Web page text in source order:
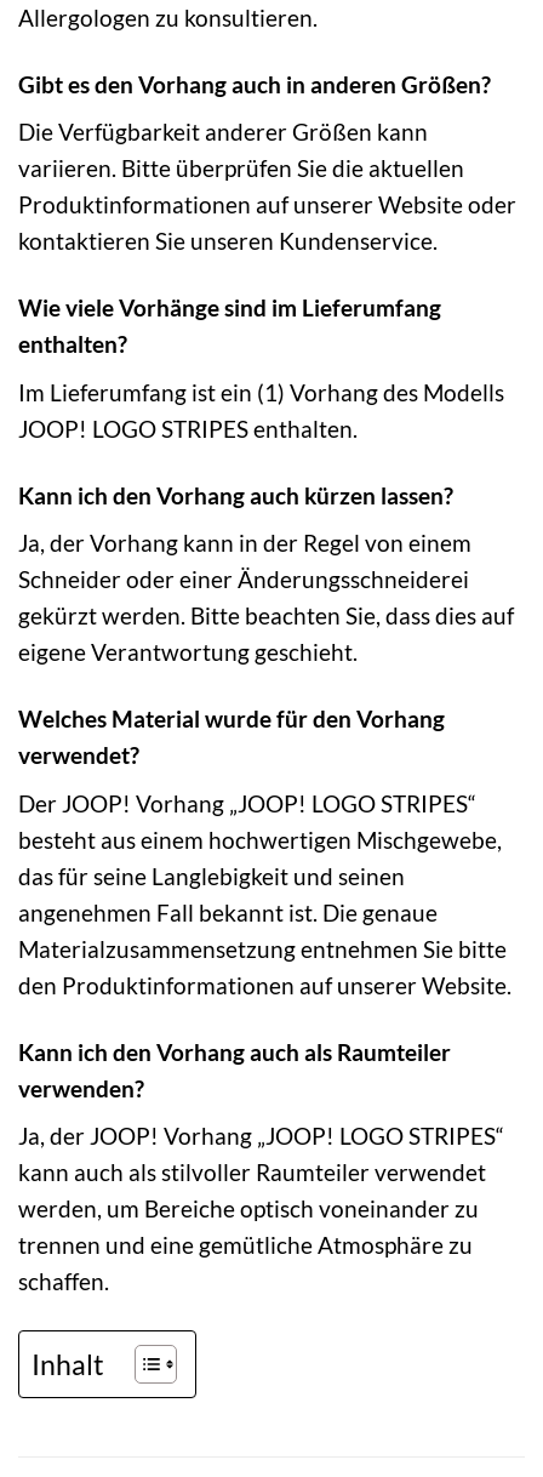
Allergologen zu konsultieren.
Gibt es den Vorhang auch in anderen Größen?
Die Verfügbarkeit anderer Größen kann
variieren. Bitte überprüfen Sie die aktuellen
Produktinformationen auf unserer Website oder
kontaktieren Sie unseren Kundenservice.
Wie viele Vorhänge sind im Lieferumfang
enthalten?
Im Lieferumfang ist ein (1) Vorhang des Modells
JOOP! LOGO STRIPES enthalten.
Kann ich den Vorhang auch kürzen lassen?
Ja, der Vorhang kann in der Regel von einem
Schneider oder einer Änderungsschneiderei
gekürzt werden. Bitte beachten Sie, dass dies auf
eigene Verantwortung geschieht.
Welches Material wurde für den Vorhang
verwendet?
Der JOOP! Vorhang „JOOP! LOGO STRIPES“
besteht aus einem hochwertigen Mischgewebe,
das für seine Langlebigkeit und seinen
angenehmen Fall bekannt ist. Die genaue
Materialzusammensetzung entnehmen Sie bitte
den Produktinformationen auf unserer Website.
Kann ich den Vorhang auch als Raumteiler
verwenden?
Ja, der JOOP! Vorhang „JOOP! LOGO STRIPES“
kann auch als stilvoller Raumteiler verwendet
werden, um Bereiche optisch voneinander zu
trennen und eine gemütliche Atmosphäre zu
schaffen.
Inhalt